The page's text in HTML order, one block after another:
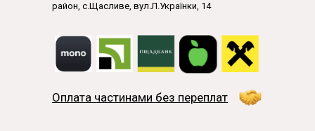
район, с.Щасливе, вул.Л.Українки, 14
Оплата частинами без переплат